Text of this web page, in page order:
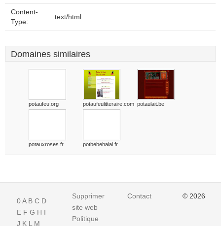
Content-
Type:
text/html
Domaines similaires
potaufeu.org potaufeulitteraire.com potaulait.be
potauxroses.fr potbebehalal.fr
0A B C D
E F G H I
J K L M
Supprimer
site web
Politique
Contact © 2026